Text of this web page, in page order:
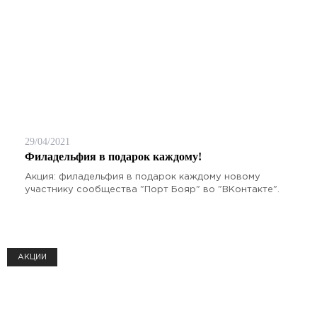
29/04/2021
Филадельфия в подарок каждому!
Акция: филадельфия в подарок каждому новому
участнику сообщества "Порт Бояр" во "ВКонтакте".
АКЦИИ